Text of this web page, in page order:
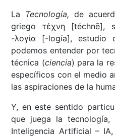
La Tecnología,de
griego τέχνη
-λογία [-logía],
podemos entender por
técnica (ciencia) para la
específicos con el medio
las aspiraciones de la
Y, en este sentido
que juega la
Inteligencia Artificial –